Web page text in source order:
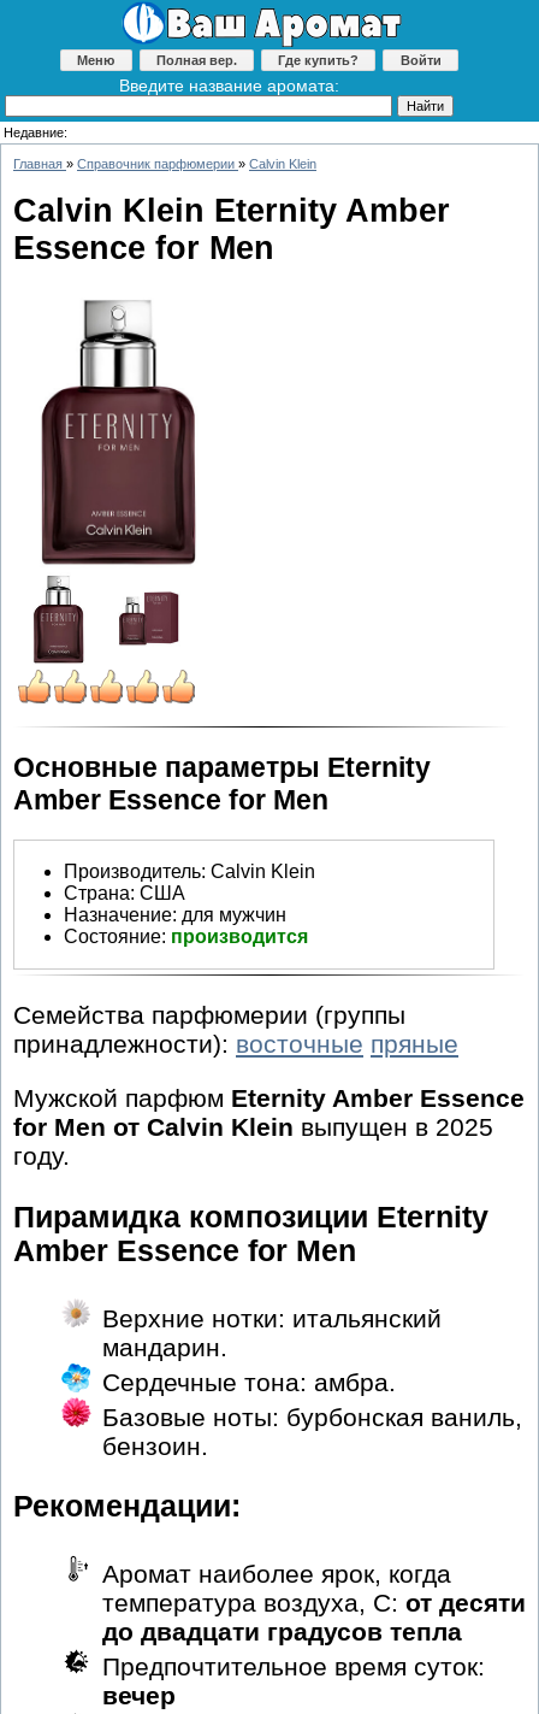
Меню Полная вер. Где купить? Войти
Введите название аромата:
Недавние:
Главная » Справочник парфюмерии » Calvin Klein
Calvin Klein Eternity Amber
Essence for Men
Основные параметры Eternity
Amber Essence for Men
Производитель: Calvin Klein
Страна: США
Назначение: для мужчин
Состояние: производится
Семейства парфюмерии (группы
принадлежности): восточные пряные
Мужской парфюм Eternity Amber Essence
for Men от Calvin Klein выпущен в 2025
году.
Пирамидка композиции Eternity
Amber Essence for Men
Верхние нотки: итальянский
мандарин.
Сердечные тона: амбра.
Базовые ноты: бурбонская ваниль,
бензоин.
Рекомендации:
Аромат наиболее ярок, когда
температура воздуха, С: от десяти
до двадцати градусов тепла
Предпочтительное время суток:
вечер